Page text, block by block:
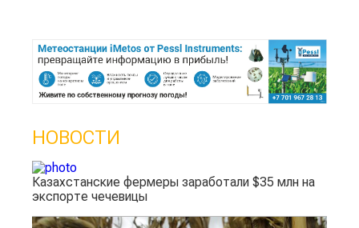
НОВОСТИ
Казахстанские фермеры заработали $35 млн на
экспорте чечевицы